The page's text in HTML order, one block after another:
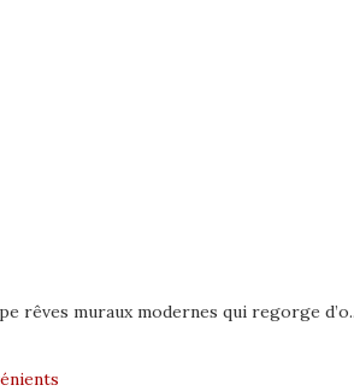
rêves muraux modernes qui regorge